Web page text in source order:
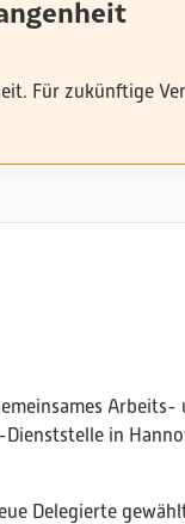
Für zukünftige
Arbeits-
in
Delegierte